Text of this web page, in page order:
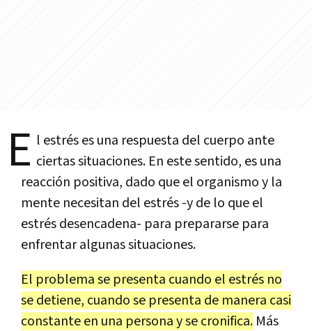
E l estrés es una respuesta del cuerpo ante
ciertas situaciones. En este sentido, es una
reacción positiva, dado que el organismo y la
mente necesitan del estrés -y de lo que el
estrés desencadena- para prepararse para
enfrentar algunas situaciones.
El problema se presenta cuando el estrés no
se detiene, cuando se presenta de manera casi
constante en una persona y se cronifica. Más